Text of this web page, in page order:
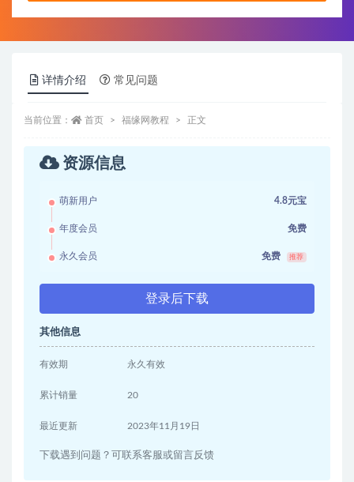
详情介绍 常见问题
当前位置： 首页 福缘网教程 正文
资源信息
萌新用户 4.8元宝
年度会员 免费
永久会员 免费 推荐
登录后下载
其他信息
有效期 永久有效
累计销量 20
最近更新 2023年11月19日
下载遇到问题？可联系客服或留言反馈